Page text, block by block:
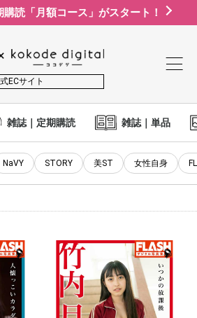
購読「月額コース」がスタート！
ECサイト
雑誌｜定期購読 雑誌｜単品
NaVY STORY 美ST 女性自身